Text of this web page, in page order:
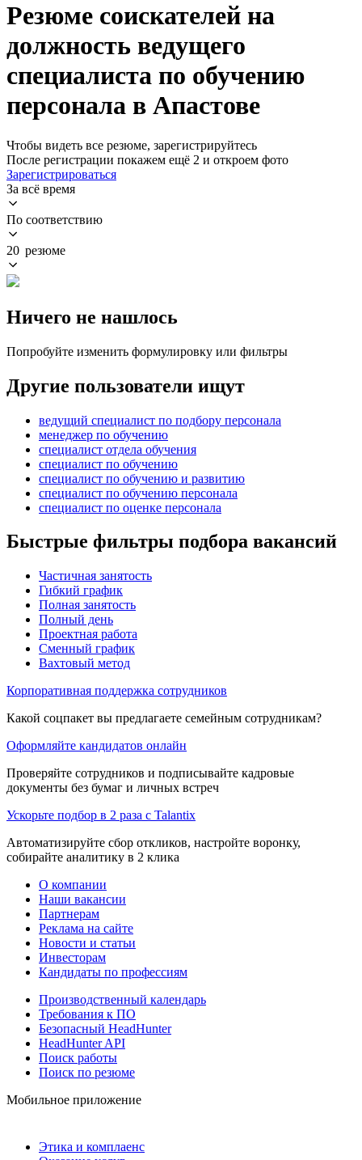
Резюме соискателей на
должность ведущего
специалиста по обучению
персонала в Апастове
Чтобы видеть все резюме, зарегистрируйтесь
После регистрации покажем ещё 2 и откроем фото
Зарегистрироваться
За всё время
По соответствию
20 резюме
Ничего не нашлось
Попробуйте изменить формулировку или фильтры
Другие пользователи ищут
ведущий специалист по подбору персонала
менеджер по обучению
специалист отдела обучения
специалист по обучению
специалист по обучению и развитию
специалист по обучению персонала
специалист по оценке персонала
Быстрые фильтры подбора вакансий
Частичная занятость
Гибкий график
Полная занятость
Полный день
Проектная работа
Сменный график
Вахтовый метод
Корпоративная поддержка сотрудников
Какой соцпакет вы предлагаете семейным сотрудникам?
Оформляйте кандидатов онлайн
Проверяйте сотрудников и подписывайте кадровые
документы без бумаг и личных встреч
Ускорьте подбор в 2 раза с Talantix
Автоматизируйте сбор откликов, настройте воронку,
собирайте аналитику в 2 клика
О компании
Наши вакансии
Партнерам
Реклама на сайте
Новости и статьи
Инвесторам
Кандидаты по профессиям
Производственный календарь
Требования к ПО
Безопасный HeadHunter
HeadHunter API
Поиск работы
Поиск по резюме
Мобильное приложение
Этика и комплаенс